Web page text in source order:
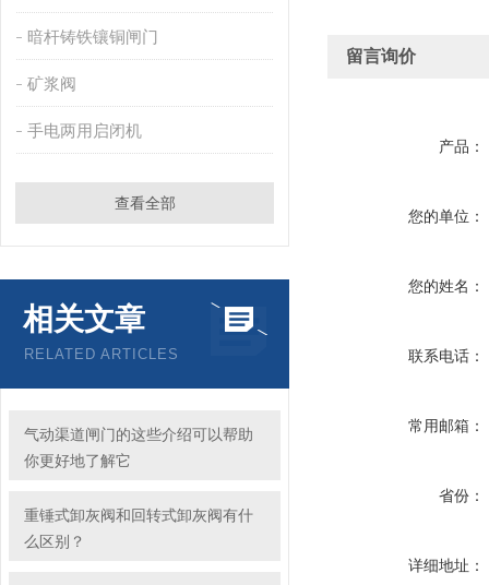
暗杆铸铁镶铜闸门
矿浆阀
手电两用启闭机
查看全部
相关文章
RELATED ARTICLES
气动渠道闸门的这些介绍可以帮助
你更好地了解它
重锤式卸灰阀和回转式卸灰阀有什
么区别？
留言询价
产品：
您的单位：
您的姓名：
联系电话：
常用邮箱：
省份：
详细地址：